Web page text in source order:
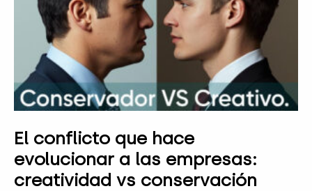
El conflicto que hace
evolucionar a las empresas:
creatividad vs conservación